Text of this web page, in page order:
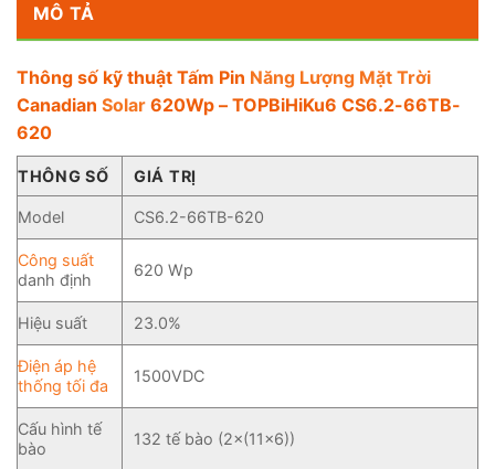
MÔ TẢ
Thông số kỹ thuật Tấm Pin Năng Lượng Mặt Trời
Canadian Solar 620Wp – TOPBiHiKu6 CS6.2-66TB-
620
THÔNG SỐ GIÁ TRỊ
Model CS6.2-66TB-620
Công suất
danh định
620 Wp
Hiệu suất 23.0%
Điện áp hệ
thống tối đa
1500VDC
Cấu hình tế
bào
132 tế bào (2×(11×6))